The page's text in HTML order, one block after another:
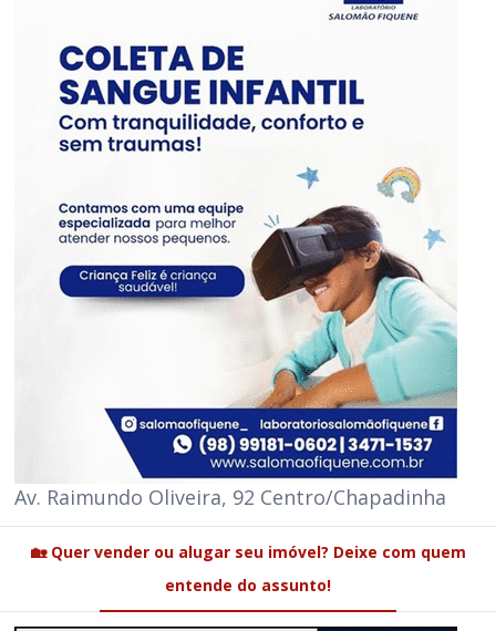
Av. Raimundo Oliveira, 92 Centro/Chapadinha
🏡 Quer vender ou alugar seu imóvel? Deixe com quem
entende do assunto!